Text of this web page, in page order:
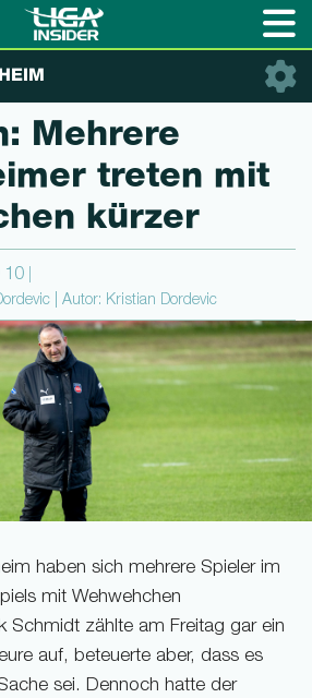
Mehrere
treten mit
kürzer
10
| Autor: Kristian Dordevic
haben sich mehrere Spieler im
mit Wehwehchen
Schmidt zählte am Freitag gar ein
auf, beteuerte aber, dass es
sei. Dennoch hatte der